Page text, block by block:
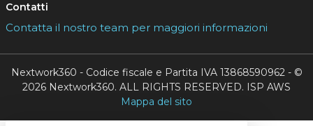
Contatti
Contatta il nostro team per maggiori informazioni
Nextwork360 - Codice fiscale e Partita IVA 13868590962 - ©
2026 Nextwork360. ALL RIGHTS RESERVED. ISP AWS
Mappa del sito